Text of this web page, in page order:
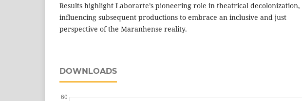
Results highlight Laborarte’s pioneering role in theatrical decolonization,
influencing subsequent productions to embrace an inclusive and just
perspective of the Maranhense reality.
DOWNLOADS